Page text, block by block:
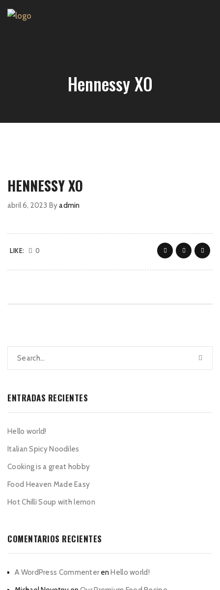
Hennessy XO
HENNESSY XO
abril 6, 2023 Byadmin
LIKE: 0
ENTRADAS RECIENTES
Hello world!
Italian Spicy Noodiles
Cooking is a great hobby
Food Heaven Made Easy
Hot Chilli Soup with lemon
COMENTARIOS RECIENTES
A WordPress CommenterenHello world!